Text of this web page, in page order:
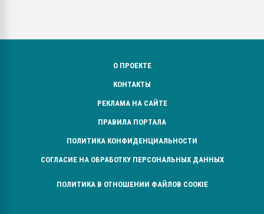
О ПРОЕКТЕ
КОНТАКТЫ
РЕКЛАМА НА САЙТЕ
ПРАВИЛА ПОРТАЛА
ПОЛИТИКА КОНФИДЕНЦИАЛЬНОСТИ
СОГЛАСИЕ НА ОБРАБОТКУ ПЕРСОНАЛЬНЫХ ДАННЫХ
ПОЛИТИКА В ОТНОШЕНИИ ФАЙЛОВ COOKIE